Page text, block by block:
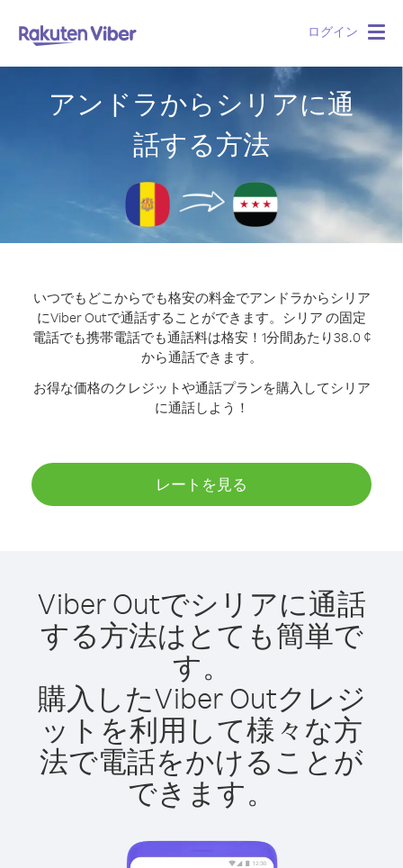
ログイン
アンドラからシリアに通
話する方法
いつでもどこからでも格安の料金でアンドラからシリア
にViber Outで通話することができます。 シリア の固定
電話でも携帯電話でも通話料は格安！1分間あたり38.0 ¢
から通話できます。
お得な価格のクレジットや通話プランを購入してシリア
に通話しよう！
レートを見る
Viber Outでシリアに通話
する方法はとても簡単で
す。
購入したViber Outクレジ
ットを利用して様々な方
法で電話をかけることが
できます。